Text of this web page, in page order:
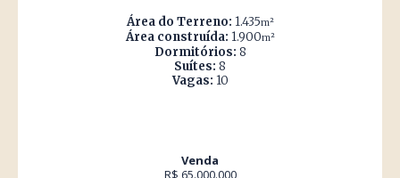
Área do Terreno: 1.435m²
Área construída: 1.900m²
Dormitórios: 8
Suítes: 8
Vagas: 10
Venda
R$ 65.000.000